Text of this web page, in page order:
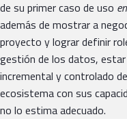
de su primer caso de uso
además de mostrar a
proyecto y lograr definir
gestión de los datos, estar
incremental y controlado
ecosistema con sus
no lo estima adecuado.